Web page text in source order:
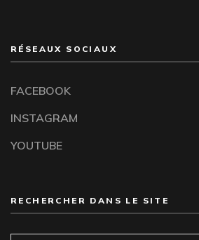
RÉSEAUX SOCIAUX
FACEBOOK
INSTAGRAM
YOUTUBE
RECHERCHER DANS LE SITE